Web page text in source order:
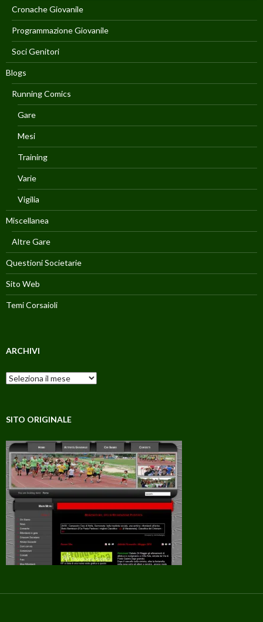
Cronache Giovanile
Programmazione Giovanile
Soci Genitori
Blogs
Running Comics
Gare
Mesi
Training
Varie
Vigilia
Miscellanea
Altre Gare
Questioni Societarie
Sito Web
Temi Corsaioli
ARCHIVI
Archivi
SITO ORIGINALE